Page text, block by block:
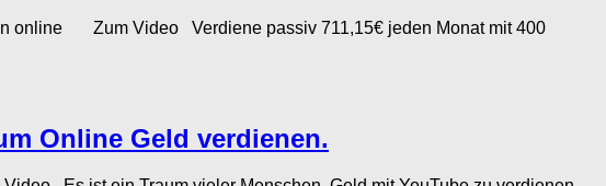
online Zum Video Verdiene passiv 711,15€ jeden Monat mit 400
Online Geld verdienen.